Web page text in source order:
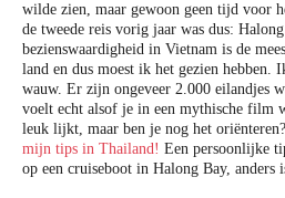
wilde zien, maar gewoon geen tijd voor
de tweede reis vorig jaar was dus:
bezienswaardigheid in Vietnam is de
land en dus moest ik het gezien hebben.
wauw. Er zijn ongeveer 2.000 eilandjes
voelt echt alsof je in een mythische film
leuk lijkt, maar ben je nog het
mijn tips in Thailand! Een persoonlijke
op een cruiseboot in Halong Bay, anders